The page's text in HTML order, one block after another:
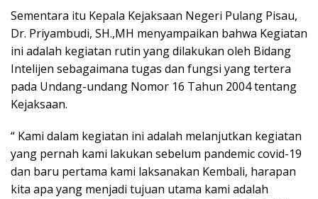
Sementara itu Kepala Kejaksaan Negeri Pulang Pisau,
Dr. Priyambudi, SH.,MH menyampaikan bahwa Kegiatan
ini adalah kegiatan rutin yang dilakukan oleh Bidang
Intelijen sebagaimana tugas dan fungsi yang tertera
pada Undang-undang Nomor 16 Tahun 2004 tentang
Kejaksaan.
“ Kami dalam kegiatan ini adalah melanjutkan kegiatan
yang pernah kami lakukan sebelum pandemic covid-19
dan baru pertama kami laksanakan Kembali, harapan
kita apa yang menjadi tujuan utama kami adalah